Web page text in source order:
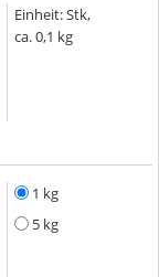
Einheit:Stk,
ca. 0,1 kg
1 kg
5 kg